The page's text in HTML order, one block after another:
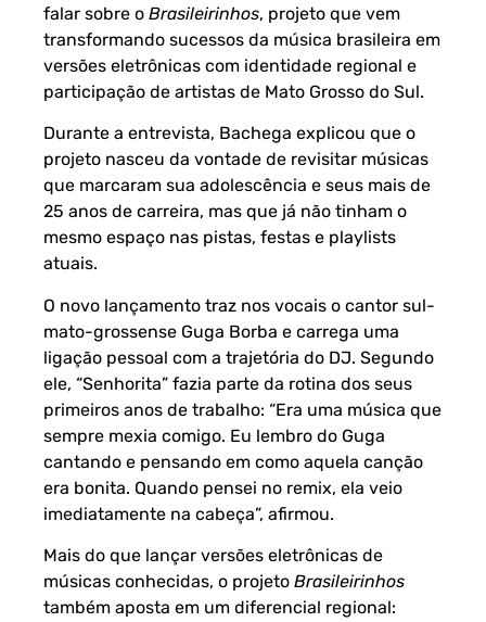
falar sobre o Brasileirinhos, projeto que vem
transformando sucessos da música brasileira em
versões eletrônicas com identidade regional e
participação de artistas de Mato Grosso do Sul.
Durante a entrevista, Bachega explicou que o
projeto nasceu da vontade de revisitar músicas
que marcaram sua adolescência e seus mais de
25 anos de carreira, mas que já não tinham o
mesmo espaço nas pistas, festas e playlists
atuais.
O novo lançamento traz nos vocais o cantor sul-
mato-grossense Guga Borba e carrega uma
ligação pessoal com a trajetória do DJ. Segundo
ele, “Senhorita” fazia parte da rotina dos seus
primeiros anos de trabalho: “Era uma música que
sempre mexia comigo. Eu lembro do Guga
cantando e pensando em como aquela canção
era bonita. Quando pensei no remix, ela veio
imediatamente na cabeça”, afirmou.
Mais do que lançar versões eletrônicas de
músicas conhecidas, o projeto Brasileirinhos
também aposta em um diferencial regional: